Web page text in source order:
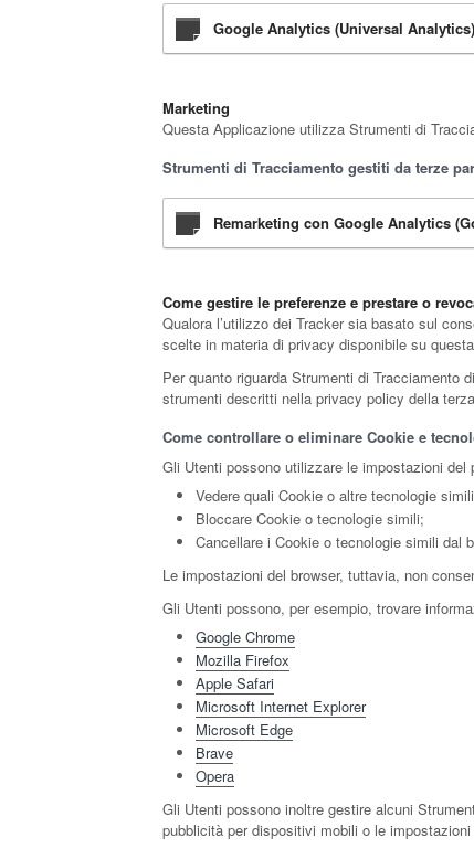
Google Analytics (Universal
Marketing
Questa Applicazione utilizza Strumenti di
Strumenti di Tracciamento gestiti da terze
Remarketing con Google Analytics
Come gestire le preferenze e prestare o
Qualora l’utilizzo dei Tracker sia basato sul
scelte in materia di privacy disponibile su
Per quanto riguarda Strumenti di Tracciamento
strumenti descritti nella privacy policy della
Come controllare o eliminare Cookie e
Gli Utenti possono utilizzare le impostazioni del
Vedere quali Cookie o altre tecnologie
Bloccare Cookie o tecnologie simili;
Cancellare i Cookie o tecnologie simili dal
Le impostazioni del browser, tuttavia, non
Gli Utenti possono, per esempio, trovare
Google Chrome
Mozilla Firefox
Apple Safari
Microsoft Internet Explorer
Microsoft Edge
Brave
Opera
Gli Utenti possono inoltre gestire alcuni
pubblicità per dispositivi mobili o le